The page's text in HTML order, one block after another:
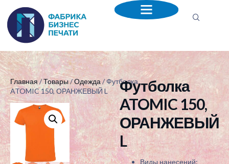
Главная/Товары/Одежда / Футболка
ATOMIC 150, ОРАНЖЕВЫЙ L
Футболка
ATOMIC 150,
ОРАНЖЕВЫЙ
L
Виды нанесений: